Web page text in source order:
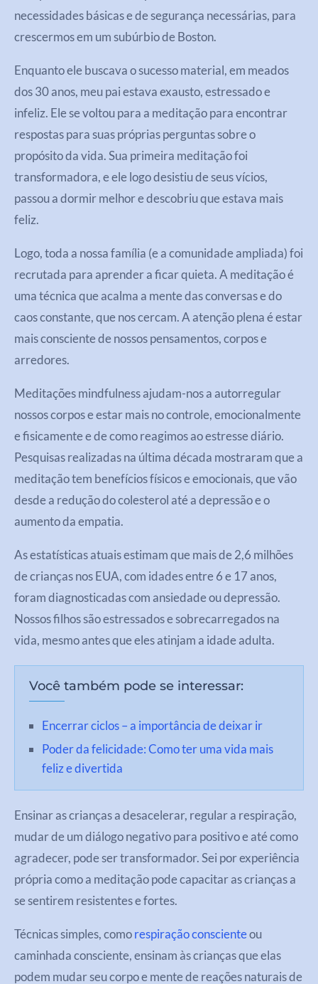
necessidades básicas e de segurança necessárias, para
crescermos em um subúrbio de Boston.
Enquanto ele buscava o sucesso material, em meados
dos 30 anos, meu pai estava exausto, estressado e
infeliz. Ele se voltou para a meditação para encontrar
respostas para suas próprias perguntas sobre o
propósito da vida. Sua primeira meditação foi
transformadora, e ele logo desistiu de seus vícios,
passou a dormir melhor e descobriu que estava mais
feliz.
Logo, toda a nossa família (e a comunidade ampliada) foi
recrutada para aprender a ficar quieta. A meditação é
uma técnica que acalma a mente das conversas e do
caos constante, que nos cercam. A atenção plena é estar
mais consciente de nossos pensamentos, corpos e
arredores.
Meditações mindfulness ajudam-nos a autorregular
nossos corpos e estar mais no controle, emocionalmente
e fisicamente e de como reagimos ao estresse diário.
Pesquisas realizadas na última década mostraram que a
meditação tem benefícios físicos e emocionais, que vão
desde a redução do colesterol até a depressão e o
aumento da empatia.
As estatísticas atuais estimam que mais de 2,6 milhões
de crianças nos EUA, com idades entre 6 e 17 anos,
foram diagnosticadas com ansiedade ou depressão.
Nossos filhos são estressados e sobrecarregados na
vida, mesmo antes que eles atinjam a idade adulta.
Você também pode se interessar:
Encerrar ciclos – a importância de deixar ir
Poder da felicidade: Como ter uma vida mais
feliz e divertida
Ensinar as crianças a desacelerar, regular a respiração,
mudar de um diálogo negativo para positivo e até como
agradecer, pode ser transformador. Sei por experiência
própria como a meditação pode capacitar as crianças a
se sentirem resistentes e fortes.
Técnicas simples, comorespiração conscienteou
caminhada consciente, ensinam às crianças que elas
podem mudar seu corpo e mente de reações naturais de